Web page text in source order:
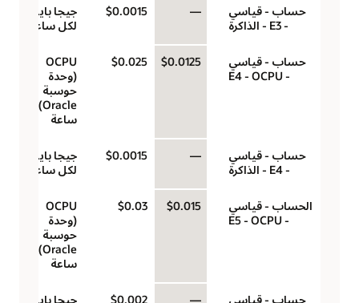
حساب - قياسي
- E3 - الذاكرة
—
$0.0015
جيجا بايت
لكل ساعة
حساب - قياسي
- E4 - OCPU
$0.0125
$0.025
‏‫OCPU
(وحدة
حوسبة
ساعة
حساب - قياسي
- E4 - الذاكرة
—
$0.0015
جيجا بايت
لكل ساعة
الحساب - قياسي
- E5 - OCPU
$0.015
$0.03
‏‫OCPU
(وحدة
حوسبة
ساعة
حساب - قياسي
—
$0.002
جيجا بايت